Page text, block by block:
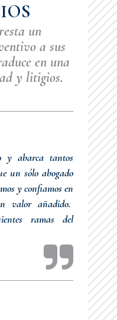
un
a sus
en una
y litigios.
y abarca tantos
un sólo abogado
y confiamos en
valor añadido.
ramas del